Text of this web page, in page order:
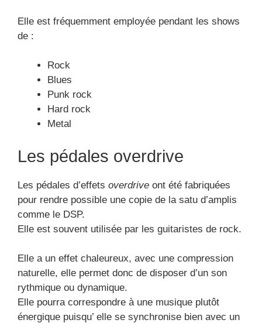
Elle est fréquemment employée pendant les shows
de :
Rock
Blues
Punk rock
Hard rock
Metal
Les pédales overdrive
Les pédales d’effets overdrive ont été fabriquées
pour rendre possible une copie de la satu d’amplis
comme le DSP.
Elle est souvent utilisée par les guitaristes de rock.
Elle a un effet chaleureux, avec une compression
naturelle, elle permet donc de disposer d’un son
rythmique ou dynamique.
Elle pourra correspondre à une musique plutôt
énergique puisqu’ elle se synchronise bien avec un